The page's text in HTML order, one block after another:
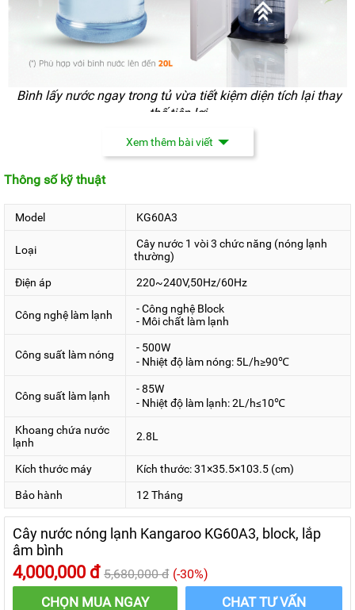
Bình lấy nước ngay trong tủ vừa tiết kiệm diện tích lại thay
thế tiện lợi
có màu sắc chủ đạo là màu trắng tạo cảm giác
loại có phủ sơn tĩnh điện giúp máy bên trong được bảo vệ
gọn. Với việc đặt gọn bình lấy nước vào trong máy khiến
rộng 30cm - cực thích hợp cho phòng bếp hoặc phòng
2. Đa Dạng Chức Năng Và Tiện Ích
Xem thêm bài viết
Thông số kỹ thuật
Model KG60A3
Loại
Cây nước 1 vòi 3 chức năng (nóng lạnh
thường)
Điện áp 220~240V,50Hz/60Hz
Công nghệ làm lạnh
- Công nghệ Block
- Môi chất làm lạnh
Công suất làm nóng
- 500W
- Nhiệt độ làm nóng: 5L/h≥90℃
Công suất làm lạnh
- 85W
- Nhiệt độ làm lạnh: 2L/h≤10℃
Khoang chứa nước
lạnh
2.8L
Kích thước máy Kích thước: 31×35.5×103.5 (cm)
Bảo hành 12 Tháng
Cây nước nóng lạnh Kangaroo KG60A3, block, lắp
âm bình
4,000,000 đ 5,680,000 đ (-30%)
CHỌN MUA NGAY CHAT TƯ VẤN